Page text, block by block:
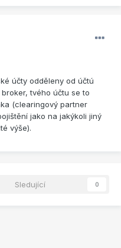
účty odděleny od účtú
tvého účtu se to
(clearingový partner
jako na jakýkoli jiný
výše).
Sledující 0